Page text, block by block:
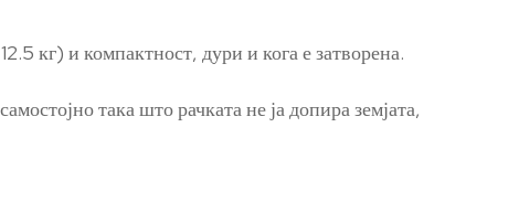
кг) и компактност, дури и кога е затворена.
така што рачката не ја допира земјата,